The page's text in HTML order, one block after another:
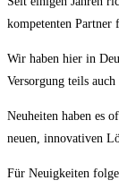
kompetenten Partner
Wir haben hier in
Versorgung teils
Neuheiten haben es
neuen, innovativen
Für Neuigkeiten